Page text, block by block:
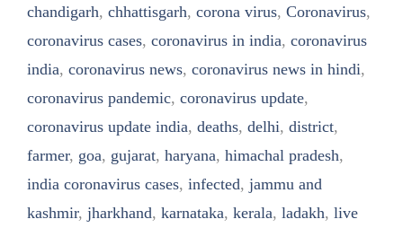
chandigarh, chhattisgarh, corona virus, Coronavirus,
coronavirus cases, coronavirus in india, coronavirus
india, coronavirus news, coronavirus news in hindi,
coronavirus pandemic, coronavirus update,
coronavirus update india, deaths, delhi, district,
farmer, goa, gujarat, haryana, himachal pradesh,
india coronavirus cases, infected, jammu and
kashmir, jharkhand, karnataka, kerala, ladakh, live